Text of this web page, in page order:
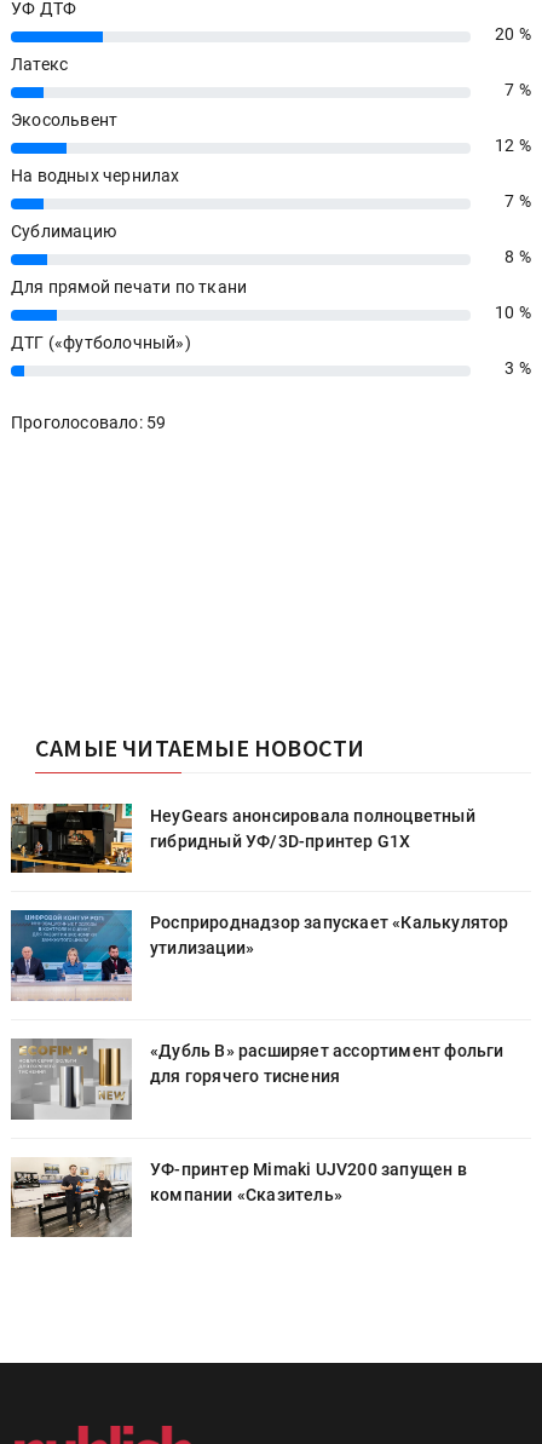
УФ ДТФ
20%
20 %
Латекс
7%
7 %
Экосольвент
12%
12 %
На водных чернилах
7%
7 %
Сублимацию
8%
8 %
Для прямой печати по ткани
10%
10 %
ДТГ («футболочный»)
3% 3 %
Проголосовало: 59
САМЫЕ ЧИТАЕМЫЕ НОВОСТИ
HeyGears анонсировала полноцветный
гибридный УФ/3D-принтер G1X
Росприроднадзор запускает «Калькулятор
утилизации»
«Дубль В» расширяет ассортимент фольги
для горячего тиснения
УФ-принтер Mimaki UJV200 запущен в
компании «Сказитель»